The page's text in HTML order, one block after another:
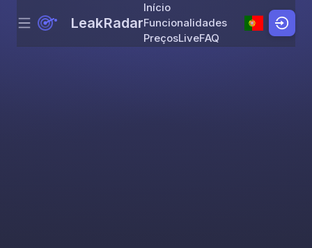
Skip to content
Menu LeakRadar
Início
Funcionalidades
PreçosLiveFAQ